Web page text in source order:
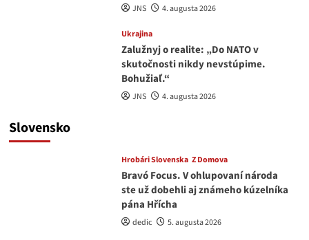
JNS 4. augusta 2026
Ukrajina
Zalužnyj o realite: „Do NATO v
skutočnosti nikdy nevstúpime.
Bohužiaľ.“
JNS 4. augusta 2026
Slovensko
Hrobári Slovenska Z Domova
Bravó Focus. V ohlupovaní národa
ste už dobehli aj známeho kúzelníka
pána Hřícha
dedic 5. augusta 2026